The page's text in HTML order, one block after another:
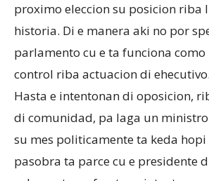
proximo eleccion su posicion riba
historia. Di e manera aki no por
parlamento cu e ta funciona
control riba actuacion di
Hasta e intentonan di oposicion,
di comunidad, pa laga un
su mes politicamente ta keda
pasobra ta parce cu e presidente